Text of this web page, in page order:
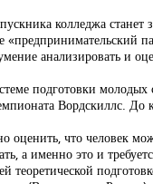
колледжа станет
анализировать и
подготовки молодых
Вордскиллс. До
оценить, что человек
а именно это и
теоретической